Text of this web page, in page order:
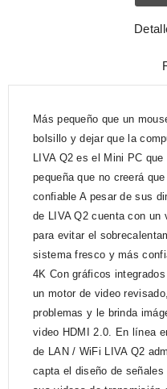
Más pequeño que un
bolsillo y dejar que la
LIVA Q2 es el Mini PC
pequeña que no creerá
confiable A pesar de sus
de LIVA Q2 cuenta con un
para evitar el
sistema fresco y más
4K Con gráficos
un motor de video
problemas y le brinda
video HDMI 2.0. En línea
de LAN / WiFi LIVA Q2
capta el diseño de